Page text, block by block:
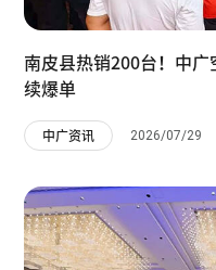
南皮县热销200台！中
续爆单
中广资讯 2026/07/29